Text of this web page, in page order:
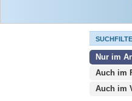
Nur im
Auch im
Auch im